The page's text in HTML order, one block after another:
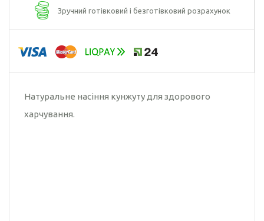
соняшника
Кокосова олія
Зручний готівковий і безготівковий розрахунок
Натуральне насіння кунжуту для здорового
харчування.